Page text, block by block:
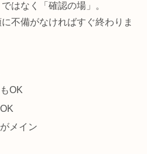
はなく「確認の場」。
不備がなければすぐ終わりま
OK
メイン